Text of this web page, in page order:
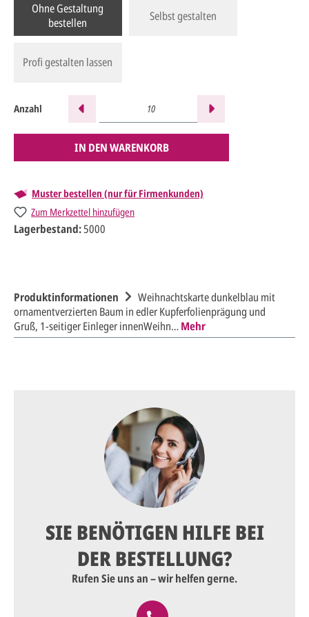
Ohne Gestaltung
bestellen
Selbst gestalten
Profi gestalten lassen
Anzahl
IN DEN WARENKORB
Muster bestellen (nur für Firmenkunden)
Zum Merkzettel hinzufügen
Lagerbestand:5000
Produktinformationen
Weihnachtskarte dunkelblau mit
ornamentverzierten Baum in edler Kupferfolienprägung und
Gruß, 1-seitiger Einleger innenWeihn…Mehr
SIE BENÖTIGEN HILFE BEI
DER BESTELLUNG?
Rufen Sie uns an – wir helfen gerne.